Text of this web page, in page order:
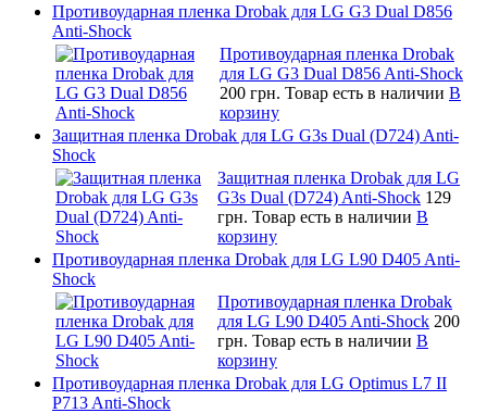
Противоударная пленка Drobak для LG G3 Dual D856
Anti-Shock
Противоударная пленка Drobak
для LG G3 Dual D856 Anti-Shock
200 грн. Товар есть в наличии В
корзину
Защитная пленка Drobak для LG G3s Dual (D724) Anti-
Shock
Защитная пленка Drobak для LG
G3s Dual (D724) Anti-Shock 129
грн. Товар есть в наличии В
корзину
Противоударная пленка Drobak для LG L90 D405 Anti-
Shock
Противоударная пленка Drobak
для LG L90 D405 Anti-Shock 200
грн. Товар есть в наличии В
корзину
Противоударная пленка Drobak для LG Optimus L7 II
P713 Anti-Shock